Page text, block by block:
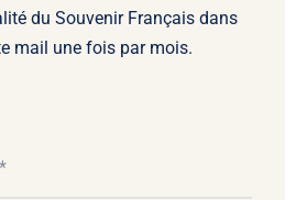
du Souvenir Français dans
mail une fois par mois.